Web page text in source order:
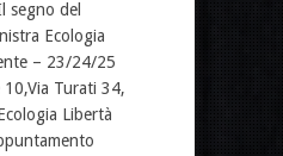
segno del
Ecologia
– 23/24/25
Turati 34,
Libertà